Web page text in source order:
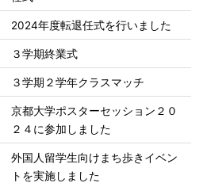
2024年度転退任式を行いました
３学期終業式
３学期２学年クラスマッチ
京都大学ポスターセッション２０
２４に参加しました
外国人留学生向けまち歩きイベン
トを実施しました